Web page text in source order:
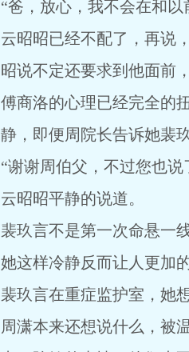
“爸，放心，我不会在和以
云昭昭已经不配了，再说
昭说不定还要求到他面前
傅商洛的心理已经完全的
静，即便周院长告诉她裴
“谢谢周伯父，不过您也
云昭昭平静的说道。
裴玖言不是第一次命悬一
她这样冷静反而让人更加
裴玖言在重症监护室，她
周潇本来还想说什么，被